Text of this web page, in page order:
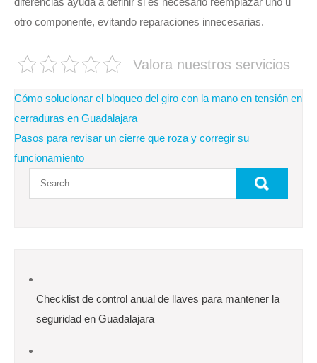
otro componente, evitando reparaciones innecesarias.
Valora nuestros servicios
Navegación
de
entradas
Cómo solucionar el bloqueo del giro con la mano en tensión en
cerraduras en Guadalajara
Pasos para revisar un cierre que roza y corregir su
funcionamiento
Checklist de control anual de llaves para mantener la
seguridad en Guadalajara